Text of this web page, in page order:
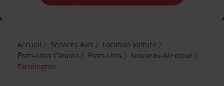
Accueil Services Avis
Location Voiture
États-Unis Canada
États-Unis
Nouveau-Mexique
Farmington